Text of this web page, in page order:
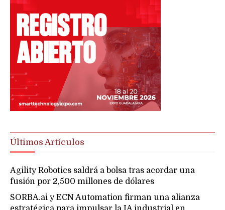
Últimos Artículos
Agility Robotics saldrá a bolsa tras acordar una
fusión por 2,500 millones de dólares
SORBA.ai y ECN Automation firman una alianza